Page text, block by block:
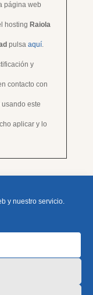
y nuestro servicio.
página web
hosting Raiola
pulsa aquí.
y
contacto con
usando este
aplicar y lo
Términos y Condiciones